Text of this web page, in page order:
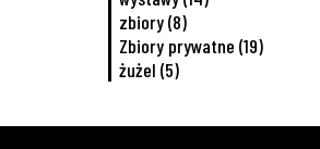
zbiory(8)
Zbiory prywatne (19)
żużel (5)